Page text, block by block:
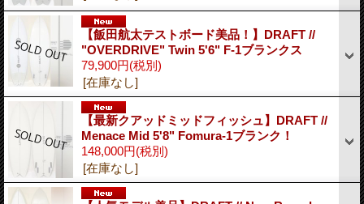
【飯田航太テストボード美品！】DRAFT //
"OVERDRIVE" Twin 5'6" F-1ブランクス
79,900円(税別)
[在庫なし]
【最新クアッドミッドフィッシュ】DRAFT //
Menace Mid 5'8" Fomura-1ブランク！
148,000円(税別)
[在庫なし]